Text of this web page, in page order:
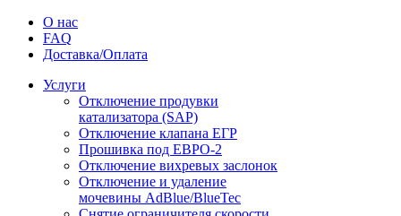
О нас
FAQ
Доставка/Оплата
Услуги
Отключение продувки
катализатора (SAP)
Отключение клапана ЕГР
Прошивка под ЕВРО-2
Отключение вихревых заслонок
Отключение и удаление
мочевины AdBlue/BlueTec